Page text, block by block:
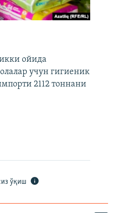
ойида
учун гигиеник
2112 тоннани
ўқиш